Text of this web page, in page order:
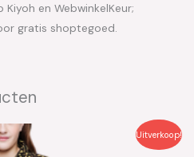
en WebwinkelKeur;
gratis shoptegoed.
Uitverkoop!